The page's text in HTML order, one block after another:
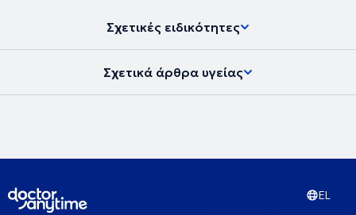
Σχετικές ειδικότητες
Σχετικά άρθρα υγείας
EL